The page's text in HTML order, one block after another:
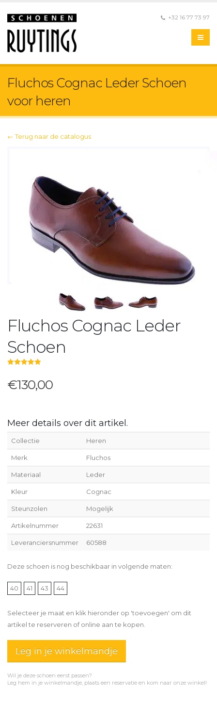
+32 16 77 73 97
Fluchos Cognac Leder Schoen
voor heren
← Terug naar de catalogus
Fluchos Cognac Leder
Schoen
€130,00
Meer details over dit artikel.
Collectie Heren
Merk Fluchos
Materiaal Leder
Kleur Cognac
Steunzolen Mogelijk
Artikelnummer 22631
Leveranciersnummer 60588
Deze schoen is nog beschikbaar in volgende maten:
40 41 43 44
Selecteer je maat en klik hieronder op 'toevoegen' om dit
artikel te reserveren of online aan te kopen.
Leg in je winkelmandje
Wil je deze schoen eerst passen?
Leg hem in je winkelmandje, plaats een reservatie en kom naar onze winkel!